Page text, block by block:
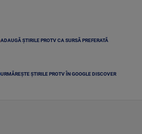
ADAUGĂ ȘTIRILE PROTV CA SURSĂ PREFERATĂ
URMĂREȘTE ȘTIRILE PROTV ÎN GOOGLE DISCOVER